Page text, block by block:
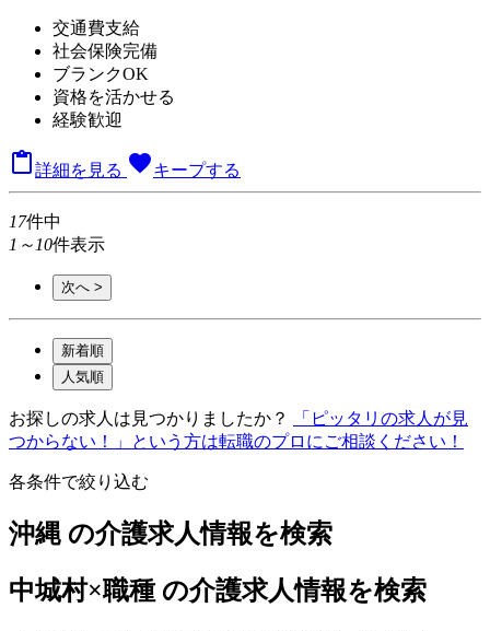
交通費支給
社会保険完備
ブランクOK
資格を活かせる
経験歓迎
詳細を見る favoriteキープする
17件中
1～10件表示
次へ >
新着順
人気順
お探しの求人は見つかりましたか？
「ピッタリの求人が見
つからない！」という方は転職のプロにご相談ください！
各条件で絞り込む
沖縄 の介護求人情報を検索
中城村×職種 の介護求人情報を検索